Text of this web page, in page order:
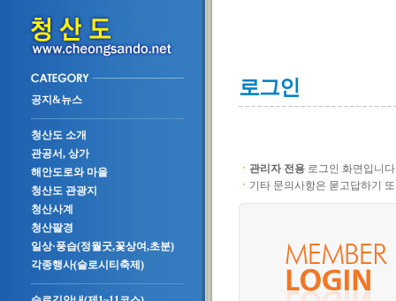
공지&뉴스
청산도 소개
관공서, 상가
해안도로와 마을
청산도 관광지
청산사계
청산팔경
일상·풍습(정월굿,꽃상여,초분)
각종행사(슬로시티축제)
로그인
ㆍ 관리자 전용 로그인 화면입니
ㆍ 기타 문의사항은 묻고답하기